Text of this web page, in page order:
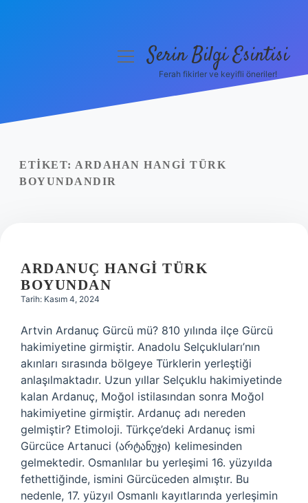
Yasal Uyarı
menüyüSerin Bilgi Esintisi
Ferah fikirler ve keyifli öneriler!
ETIKET: ARDAHAN HANGI TÜRK
BOYUNDANDIR
ARDANUÇ HANGI TÜRK
BOYUNDAN
Tarih: Kasım 4, 2024
Artvin Ardanuç Gürcü mü? 810 yılında ilçe Gürcü
hakimiyetine girmiştir. Anadolu Selçukluları’nın
akınları sırasında bölgeye Türklerin yerleştiği
anlaşılmaktadır. Uzun yıllar Selçuklu hakimiyetinde
kalan Ardanuç, Moğol istilasından sonra Moğol
hakimiyetine girmiştir. Ardanuç adı nereden
gelmiştir? Etimoloji. Türkçe’deki Ardanuç ismi
Gürcüce Artanuci (არტანუჯი) kelimesinden
gelmektedir. Osmanlılar bu yerleşimi 16. yüzyılda
fethettiğinde, ismini Gürcüceden almıştır. Bu
nedenle, 17. yüzyıl Osmanlı kayıtlarında yerleşimin